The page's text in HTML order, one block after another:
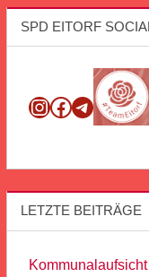
SPD EITORF
Instagram
Facebook
LETZTE BEITRÄGE